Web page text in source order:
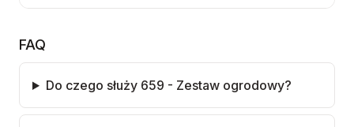
FAQ
Do czego służy 659 - Zestaw ogrodowy?